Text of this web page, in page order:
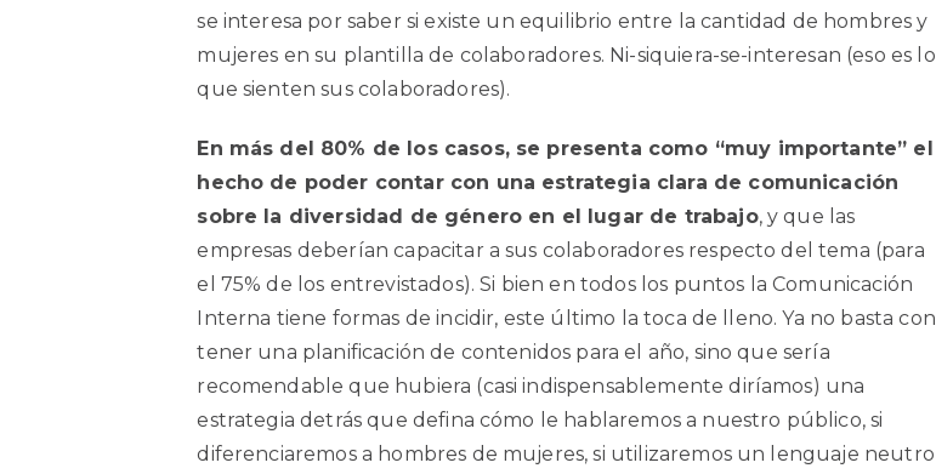
se interesa por saber si existe un equilibrio entre la cantidad de hombres y
mujeres en su plantilla de colaboradores. Ni-siquiera-se-interesan (eso es lo
que sienten sus colaboradores).
En más del 80% de los casos, se presenta como “muy importante” el
hecho de poder contar con una estrategia clara de comunicación
sobre la diversidad de género en el lugar de trabajo, y que las
empresas deberían capacitar a sus colaboradores respecto del tema (para
el 75% de los entrevistados). Si bien en todos los puntos la Comunicación
Interna tiene formas de incidir, este último la toca de lleno. Ya no basta con
tener una planificación de contenidos para el año, sino que sería
recomendable que hubiera (casi indispensablemente diríamos) una
estrategia detrás que defina cómo le hablaremos a nuestro público, si
diferenciaremos a hombres de mujeres, si utilizaremos un lenguaje neutro